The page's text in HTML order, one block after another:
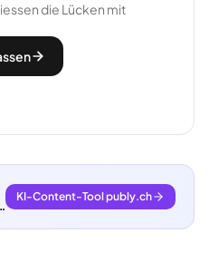
die Lücken mit
Webdesign.
KI-Content-Tool publy.ch